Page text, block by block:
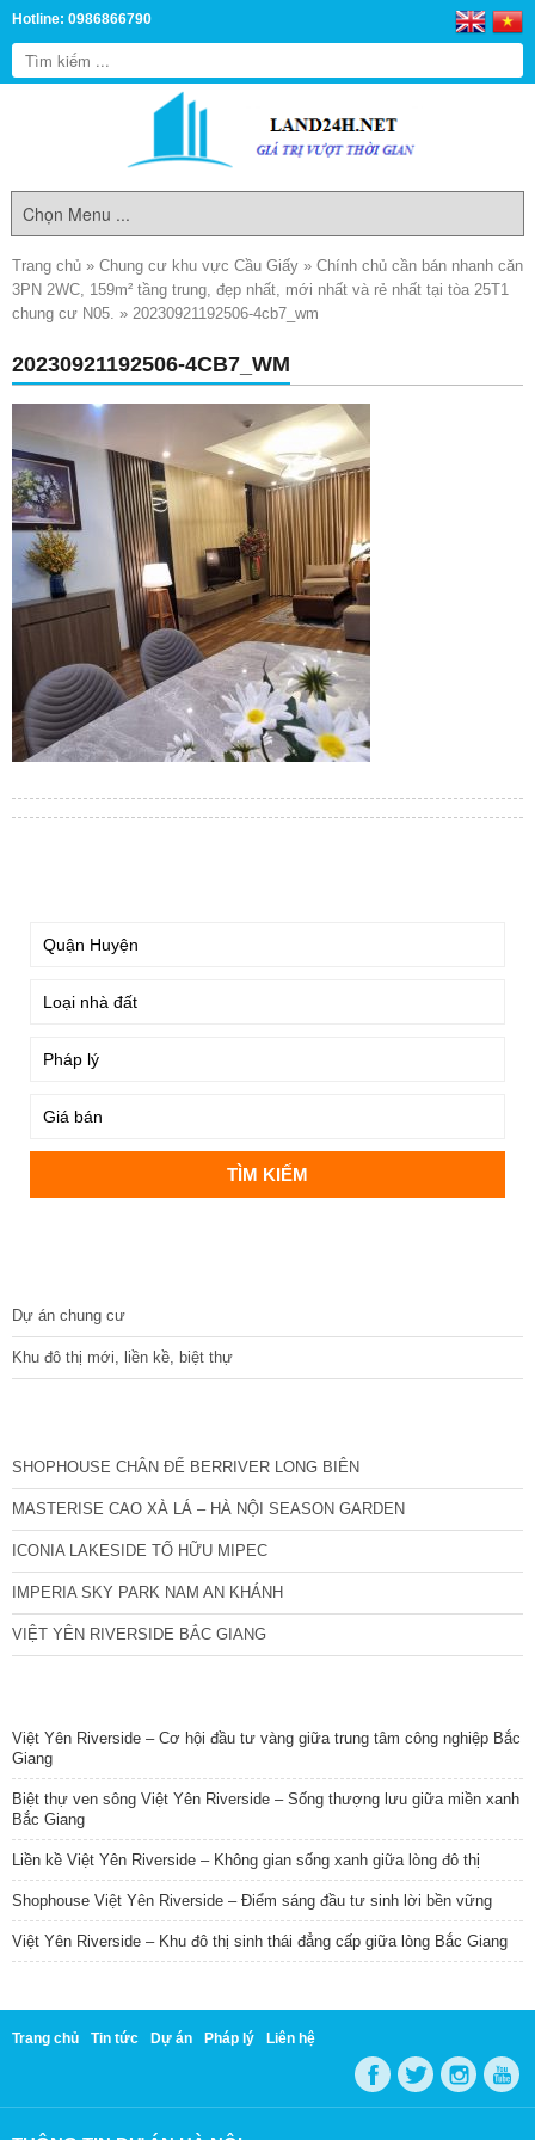
Hotline: 0986866790
Trang chủ » Chung cư khu vực Cầu Giấy » Chính chủ cần bán nhanh căn
3PN 2WC, 159m² tầng trung, đẹp nhất, mới nhất và rẻ nhất tại tòa 25T1
chung cư N05. » 20230921192506-4cb7_wm
20230921192506-4CB7_WM
Dự án chung cư
Khu đô thị mới, liền kề, biệt thự
SHOPHOUSE CHÂN ĐẾ BERRIVER LONG BIÊN
MASTERISE CAO XÀ LÁ – HÀ NỘI SEASON GARDEN
ICONIA LAKESIDE TỐ HỮU MIPEC
IMPERIA SKY PARK NAM AN KHÁNH
VIỆT YÊN RIVERSIDE BẮC GIANG
Việt Yên Riverside – Cơ hội đầu tư vàng giữa trung tâm công nghiệp Bắc
Giang
Biệt thự ven sông Việt Yên Riverside – Sống thượng lưu giữa miền xanh
Bắc Giang
Liền kề Việt Yên Riverside – Không gian sống xanh giữa lòng đô thị
Shophouse Việt Yên Riverside – Điểm sáng đầu tư sinh lời bền vững
Việt Yên Riverside – Khu đô thị sinh thái đẳng cấp giữa lòng Bắc Giang
Trang chủ Tin tức Dự án Pháp lý Liên hệ